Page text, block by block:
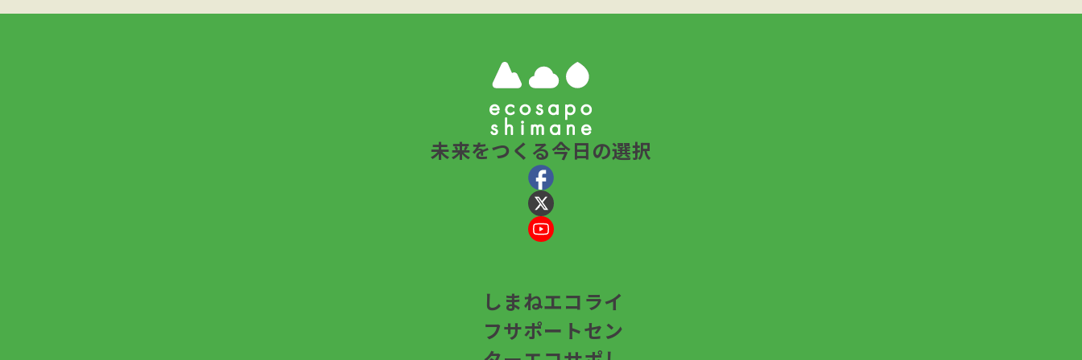
未来をつくる今日の選択
しまねエコライ
フサポートセン